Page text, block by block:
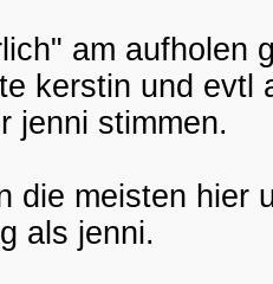
am aufholen
kerstin und evtl
jenni stimmen.
die meisten hier
als jenni.